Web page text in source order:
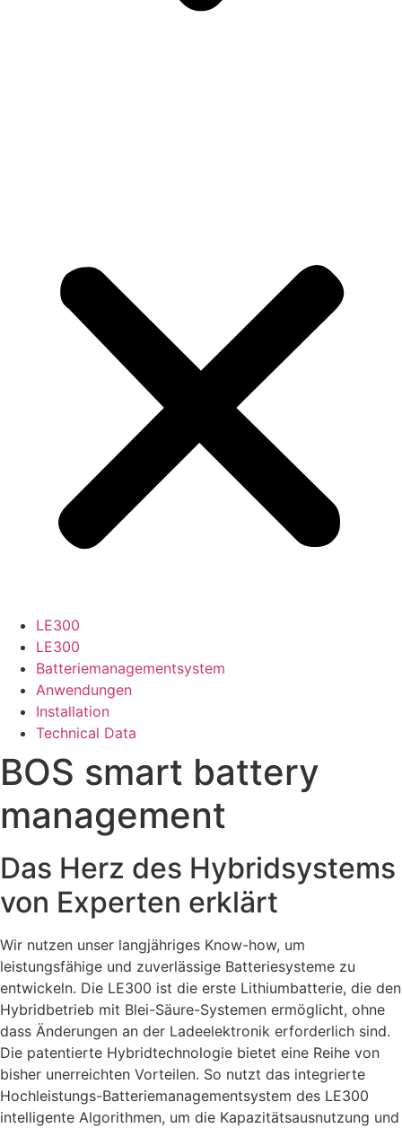
LE300
LE300
Batteriemanagementsystem
Anwendungen
Installation
Technical Data
BOS smart battery
management
Das Herz des Hybridsystems
von Experten erklärt
Wir nutzen unser langjähriges Know-how, um
leistungsfähige und zuverlässige Batteriesysteme zu
entwickeln. Die LE300 ist die erste Lithiumbatterie, die den
Hybridbetrieb mit Blei-Säure-Systemen ermöglicht, ohne
dass Änderungen an der Ladeelektronik erforderlich sind.
Die patentierte Hybridtechnologie bietet eine Reihe von
bisher unerreichten Vorteilen. So nutzt das integrierte
Hochleistungs-Batteriemanagementsystem des LE300
intelligente Algorithmen, um die Kapazitätsausnutzung und